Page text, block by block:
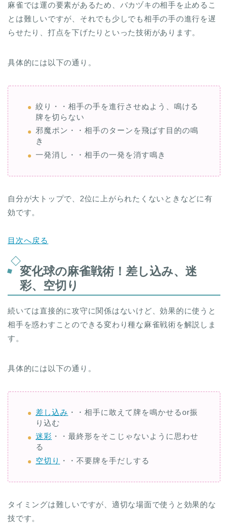
麻雀では運の要素があるため、バカヅキの相手を止めるこ
とは難しいですが、それでも少しでも相手の手の進行を遅
らせたり、打点を下げたりといった技術があります。
具体的には以下の通り。
絞り・・相手の手を進行させぬよう、鳴ける
牌を切らない
邪魔ポン・・相手のターンを飛ばす目的の鳴
き
一発消し・・相手の一発を消す鳴き
自分が大トップで、2位に上がられたくないときなどに有
効です。
目次へ戻る
変化球の麻雀戦術！差し込み、迷
彩、空切り
続いては直接的に攻守に関係はないけど、効果的に使うと
相手を惑わすことのできる変わり種な麻雀戦術を解説しま
す。
具体的には以下の通り。
差し込み ・・相手に敢えて牌を鳴かせるor振
り込む
迷彩 ・・最終形をそこじゃないように思わせ
る
空切り ・・不要牌を手だしする
タイミングは難しいですが、適切な場面で使うと効果的な
技です。